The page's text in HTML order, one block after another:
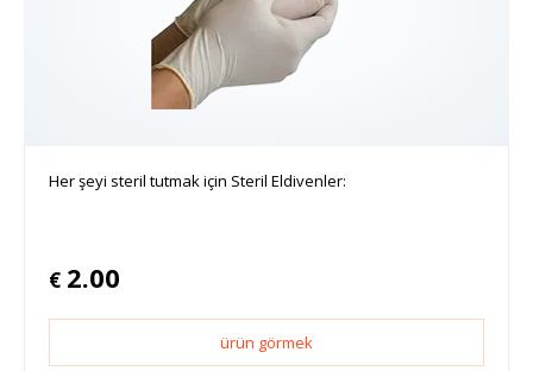
Her şeyi steril tutmak için Steril Eldivenler:
€ 2.00
ürün görmek